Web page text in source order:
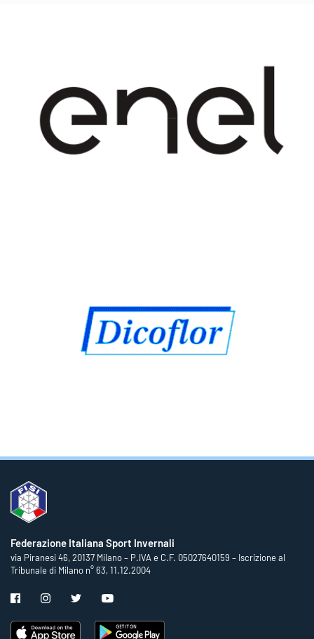
Federazione Italiana Sport Invernali
via Piranesi 46, 20137 Milano – P.IVA e C.F. 05027640159 – Iscrizione al
Tribunale di Milano n° 63, 11.12.2004